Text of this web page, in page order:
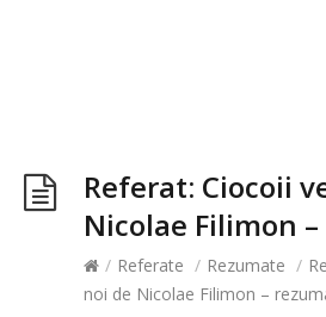
Referat: Ciocoii
Nicolae Filimon
/ Referate / Rezumate /
noi de Nicolae Filimon –